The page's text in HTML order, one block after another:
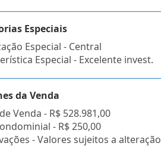
Especiais
Especial - Central
Especial - Excelente invest.
da Venda
Venda - R$ 528.981,00
- R$ 250,00
- Valores sujeitos a alteração